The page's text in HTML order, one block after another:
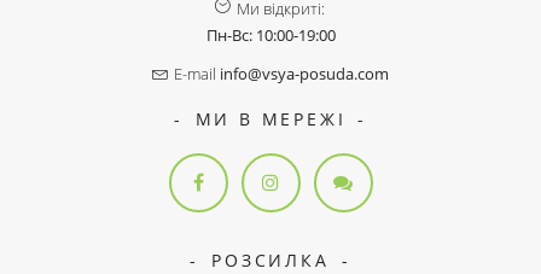
Ми відкриті:
Пн-Вс: 10:00-19:00
E-mail info@vsya-posuda.com
МИ В МЕРЕЖІ
РОЗСИЛКА